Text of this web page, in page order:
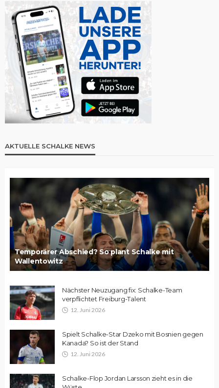
AKTUELLE SCHALKE NEWS
Temporärer Abschied? So plant Schalke mit
Wallentowitz
Nächster Neuzugang fix: Schalke-Team
verpflichtet Freiburg-Talent
12. Juni 2026
Spielt Schalke-Star Dzeko mit Bosnien gegen
Kanada? So ist der Stand
12. Juni 2026
Schalke-Flop Jordan Larsson zieht es in die